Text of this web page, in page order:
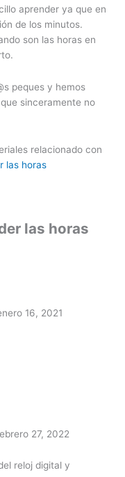
aprender ya que en
de los minutos.
son las horas en
peques y hemos
sinceramente no
relacionado con
las horas
las horas
16, 2021
27, 2022
reloj digital y